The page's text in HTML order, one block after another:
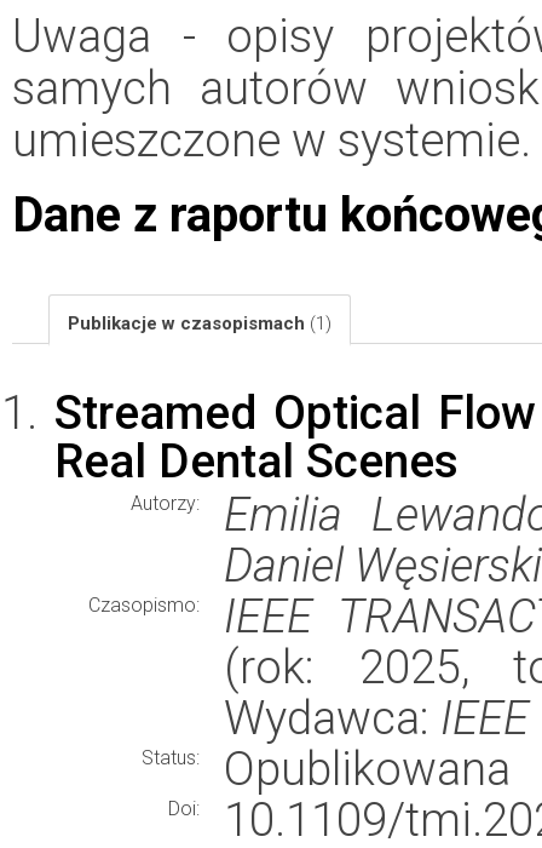
Uwaga - opisy
samych autorów
umieszczone w systemie.
Dane z raportu
Publikacje w czasopismach (1)
Streamed Optical
Real Dental Scenes
Autorzy:
Emilia
Daniel Węsierski
Czasopismo:
IEEE
(rok: 2025,
Wydawca: IEEE
Status: Opublikowana
Doi: 10.1109/